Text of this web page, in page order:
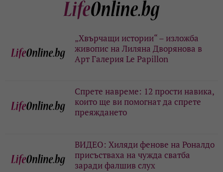
„Хвърчащи истории“ – изложба
живопис на Лиляна Дворянова в
Арт Галерия Le Papillon
Спрете навреме: 12 прости навика,
които ще ви помогнат да спрете
преяждането
ВИДЕО: Хиляди фенове на Роналдо
присъстваха на чужда сватба
заради фалшив слух